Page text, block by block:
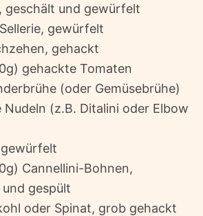
geschält und gewürfelt
gewürfelt
gehackt
gehackte Tomaten
(oder Gemüsebrühe)
Nudeln (z.B. Ditalini oder Elbow
Cannellini-Bohnen,
gespült
oder Spinat, grob gehackt